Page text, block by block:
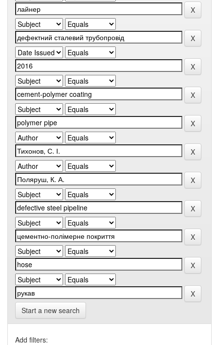
Start a new search
Add filters: